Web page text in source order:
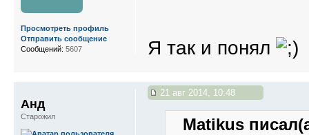
Я так и понял
Просмотреть профиль
Отправить сообщение
Сообщений: 5607
21 авг 2014, 10:48
Matikus
Анд
Старожил